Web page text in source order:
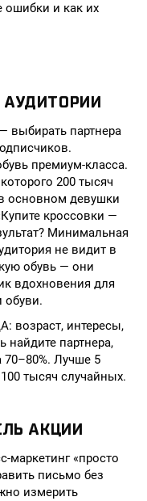
и как их
выбирать партнера
премиум-класса.
200 тысяч
основном девушки
кроссовки —
Минимальная
не видит в
обувь — они
вдохновения для
обуви.
возраст, интересы,
найдите партнера,
70–80%. Лучше 5
тысяч случайных.
АКЦИИ
маркетинг «просто
письмо без
измерить